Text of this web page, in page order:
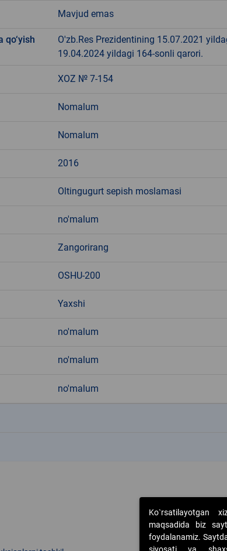
Mavjud emas
qo‘yish
O'zb.Res Prezidentining 15.07.2021
19.04.2024 yildagi 164-sonli qarori.
XOZ № 7-154
Nomalum
Nomalum
2016
Oltingugurt sepish moslamasi
no'malum
Zangorirang
OSHU-200
Yaxshi
no'malum
no'malum
no'malum
Ko`rsatilayotgan
maqsadida biz
foydalanamiz.
siyosati va